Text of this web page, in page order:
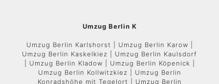
Umzug Berlin K
Umzug Berlin Karlshorst | Umzug Berlin Karow |
Umzug Berlin Kaskelkiez | Umzug Berlin Kaulsdorf
| Umzug Berlin Kladow | Umzug Berlin Köpenick |
Umzug Berlin Kollwitzkiez | Umzug Berlin
Konradshöhe mit Tegelort | Umzug Berlin